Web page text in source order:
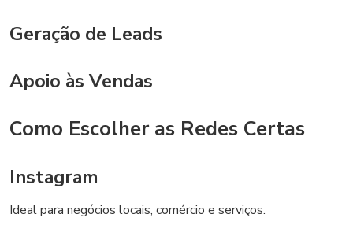
Geração de Leads
Apoio às Vendas
Como Escolher as Redes Certas
Instagram
Ideal para negócios locais, comércio e serviços.